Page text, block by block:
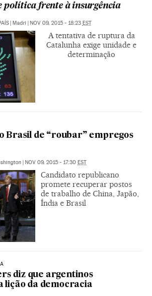
política frente à insurgência
Madri NOV 09, 2015 - 18:23 EST
A tentativa de ruptura da
Catalunha exige unidade e
determinação
Brasil de “roubar” empregos
NOV 09, 2015 - 17:30 EST
Candidato republicano
promete recuperar postos
de trabalho de China, Japão,
Índia e Brasil
diz que argentinos
lição da democracia